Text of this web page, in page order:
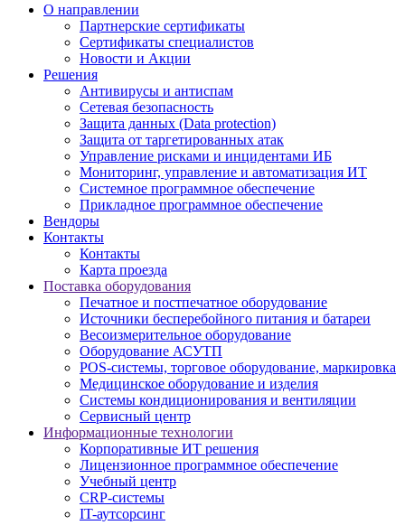
О направлении
Партнерские сертификаты
Сертификаты специалистов
Новости и Акции
Решения
Антивирусы и антиспам
Сетевая безопасность
Защита данных (Data protection)
Защита от таргетированных атак
Управление рисками и инцидентами ИБ
Мониторинг, управление и автоматизация ИТ
Системное программное обеспечение
Прикладное программное обеспечение
Вендоры
Контакты
Контакты
Карта проезда
Поставка оборудования
Печатное и постпечатное оборудование
Источники бесперебойного питания и батареи
Весоизмерительное оборудование
Оборудование АСУТП
POS-системы, торговое оборудование, маркировка
Медицинское оборудование и изделия
Системы кондиционирования и вентиляции
Сервисный центр
Информационные технологии
Корпоративные ИТ решения
Лицензионное программное обеспечение
Учебный центр
CRP-системы
IT-аутсорсинг